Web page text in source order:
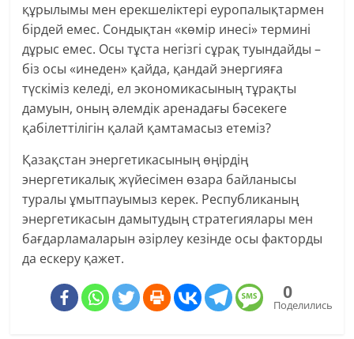
құрылымы мен ерекшеліктері еуропалықтармен
бірдей емес. Сондықтан «көмір инесі» термині
дұрыс емес. Осы тұста негізгі сұрақ туындайды –
біз осы «инеден» қайда, қандай энергияға
түскіміз келеді, ел экономикасының тұрақты
дамуын, оның әлемдік аренадағы бәсекеге
қабілеттілігін қалай қамтамасыз етеміз?
Қазақстан энергетикасының өңірдің
энергетикалық жүйесімен өзара байланысы
туралы ұмытпауымыз керек. Республиканың
энергетикасын дамытудың стратегиялары мен
бағдарламаларын әзірлеу кезінде осы факторды
да ескеру қажет.
0
Поделились